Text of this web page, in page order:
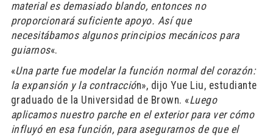
material es demasiado blando, entonces no
proporcionará suficiente apoyo. Así que
necesitábamos algunos principios mecánicos para
guiarnos«.
«Una parte fue modelar la función normal del corazón:
la expansión y la contracción», dijo Yue Liu, estudiante
graduado de la Universidad de Brown. «Luego
aplicamos nuestro parche en el exterior para ver cómo
influyó en esa función, para asegurarnos de que el